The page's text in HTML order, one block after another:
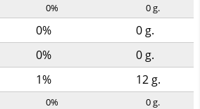
0% 0g.
0% 0 g.
0% 0 g.
1% 12 g.
0% 0g.